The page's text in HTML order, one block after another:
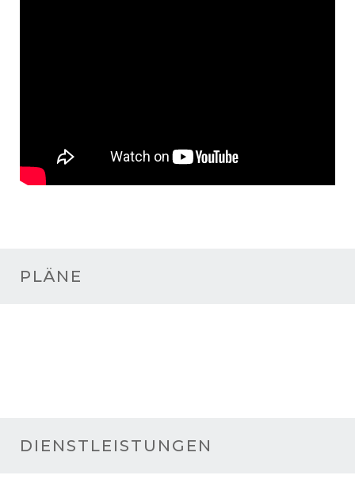
PLÄNE
DIENSTLEISTUNGEN